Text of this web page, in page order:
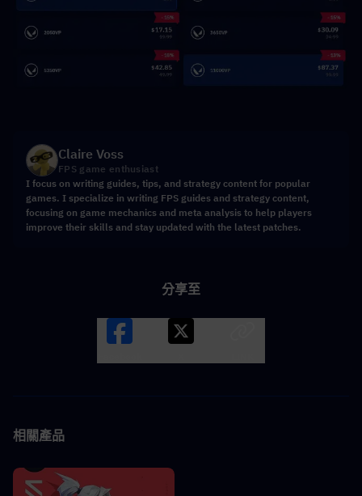
Claire Voss
FPS game enthusiast
I focus on writing guides, tips, and strategy content for popular
games. I specialize in writing FPS guides and strategy content,
focusing on game mechanics and meta analysis to help players
improve their skills and stay updated with the latest patches.
分享至
相關產品